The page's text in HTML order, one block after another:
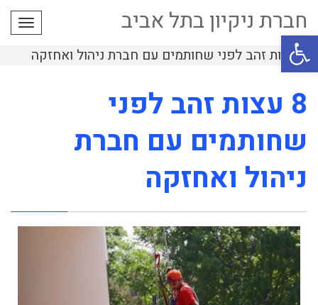
פתח סרגל נגישות
חברת ניקיון בתל אביב
8 עצות זהב לפני שחותמים עם חברת ניהול ואחזקה
8 עצות זהב לפני
שחותמים עם חברת
ניהול ואחזקה